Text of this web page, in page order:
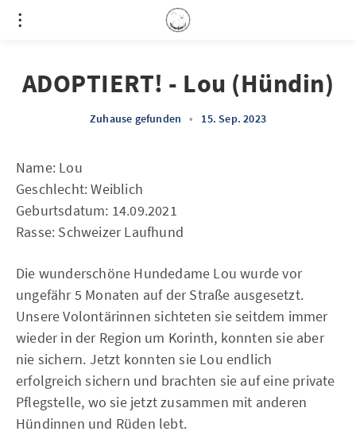
ADOPTIERT! - Lou (Hündin)
Zuhause gefunden • 15. Sep. 2023
Name: Lou
Geschlecht: Weiblich
Geburtsdatum: 14.09.2021
Rasse: Schweizer Laufhund
Die wunderschöne Hundedame Lou wurde vor
ungefähr 5 Monaten auf der Straße ausgesetzt.
Unsere Volontärinnen sichteten sie seitdem immer
wieder in der Region um Korinth, konnten sie aber
nie sichern. Jetzt konnten sie Lou endlich
erfolgreich sichern und brachten sie auf eine private
Pflegstelle, wo sie jetzt zusammen mit anderen
Hündinnen und Rüden lebt.